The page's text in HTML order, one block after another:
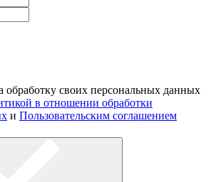
обработку своих персональных данных
в отношении обработки
и Пользовательским соглашением